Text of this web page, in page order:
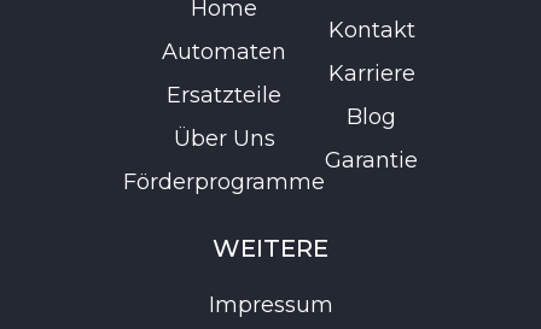
Home
Automaten
Ersatzteile
Über Uns
Förderprogramme
Kontakt
Karriere
Blog
Garantie
WEITERE
Impressum